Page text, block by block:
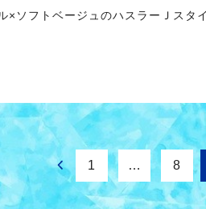
×ソフトベージュのハスラーＪスタ
1 … 8